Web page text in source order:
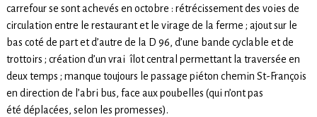
carrefour se sont achevés en octobre : rétrécissement des voies de
circulation entre le restaurant et le virage de la ferme ; ajout sur le
bas coté de part et d’autre de la D 96, d’une bande cyclable et de
trottoirs ; création d’un vrai îlot central permettant la traversée en
deux temps ; manque toujours le passage piéton chemin St-François
en direction de l’abri bus, face aux poubelles (qui n’ont pas
été déplacées, selon les promesses).